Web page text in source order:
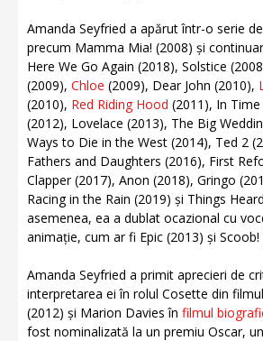
Amanda Seyfried a apărut într-o serie
precum Mamma Mia! (2008) și
Here We Go Again (2018), Solstice
(2009), Chloe (2009), Dear John (2010),
(2010), Red Riding Hood (2011), In
(2012), Lovelace (2013), The Big
Ways to Die in the West (2014), Ted 2
Fathers and Daughters (2016), First
Clapper (2017), Anon (2018), Gringo
Racing in the Rain (2019) și Things
asemenea, ea a dublat ocazional cu
animație, cum ar fi Epic (2013) și Scoob!
Amanda Seyfried a primit aprecieri de
interpretarea ei în rolul Cosette din
(2012) și Marion Davies în filmul
fost nominalizată la un premiu Oscar,